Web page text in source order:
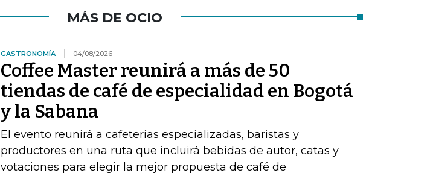
MÁS DE OCIO
GASTRONOMÍA 04/08/2026
Coffee Master reunirá a más de 50
tiendas de café de especialidad en Bogotá
y la Sabana
El evento reunirá a cafeterías especializadas, baristas y
productores en una ruta que incluirá bebidas de autor, catas y
votaciones para elegir la mejor propuesta de café de